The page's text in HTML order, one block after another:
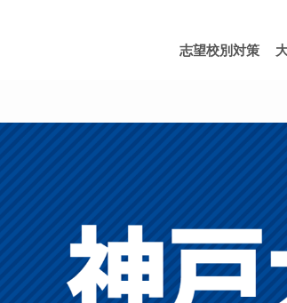
志望校別対策